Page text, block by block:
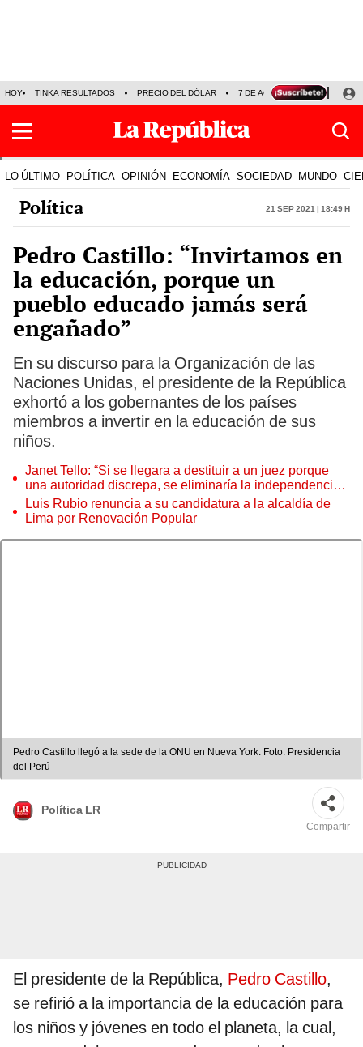
HOY TINKA RESULTADOS PRECIO DEL DÓLAR 7 DE AGOSTO OLLANTA
LO ÚLTIMO POLÍTICA OPINIÓN ECONOMÍA SOCIEDAD MUNDO
Política 21 Sep 2021 | 18:49 h
Pedro Castillo: “Invirtamos en
la educación, porque un
pueblo educado jamás será
engañado”
En su discurso para la Organización de las
Naciones Unidas, el presidente de la República
exhortó a los gobernantes de los países
miembros a invertir en la educación de sus
niños.
Janet Tello: “Si se llegara a destituir a un juez porque
una autoridad discrepa, se eliminaría la independencia
judicial”
Luis Rubio renuncia a su candidatura a la alcaldía de
Lima por Renovación Popular
Pedro Castillo llegó a la sede de la ONU en Nueva York. Foto: Presidencia
del Perú
Política LR
Compartir
El presidente de la República, Pedro Castillo,
se refirió a la importancia de la educación para
los niños y jóvenes en todo el planeta, la cual,